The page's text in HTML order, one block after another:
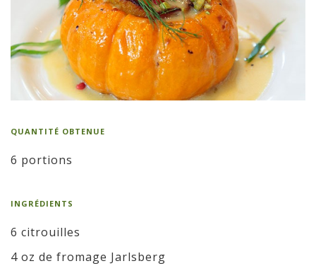
QUANTITÉ OBTENUE
6 portions
INGRÉDIENTS
6 citrouilles
4 oz de fromage Jarlsberg